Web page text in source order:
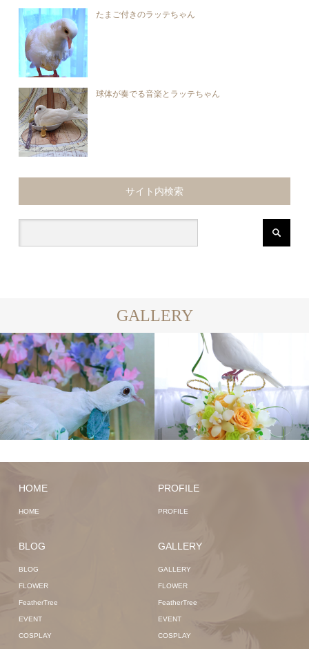
たまご付きのラッテちゃん
球体が奏でる音楽とラッテちゃん
サイト内検索
GALLERY
HOME
HOME
PROFILE
PROFILE
BLOG
BLOG
FLOWER
FeatherTree
EVENT
COSPLAY
GALLERY
GALLERY
FLOWER
FeatherTree
EVENT
COSPLAY